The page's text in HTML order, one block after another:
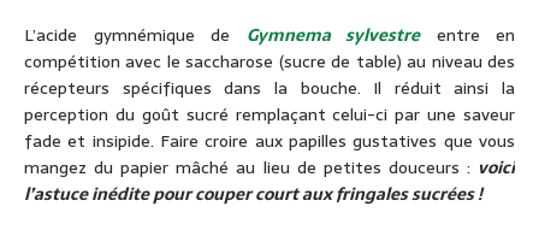
L’acide gymnémique de Gymnema sylvestreentre en
compétition avec le saccharose (sucre de table) au niveau des
récepteurs spécifiques dans la bouche. Il réduit ainsi la
perception du goût sucré remplaçant celui-ci par une saveur
fade et insipide. Faire croire aux papilles gustatives que vous
mangez du papier mâché au lieu de petites douceurs : voici
l’astuce inédite pour couper court aux fringales sucrées !